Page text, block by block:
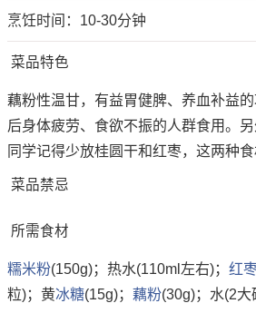
烹饪时间：10-30分钟
菜品特色
藕粉性温甘，有益胃健脾、养血补益
后身体疲劳、食欲不振的人群食用。
同学记得少放桂圆干和红枣，这两种食
菜品禁忌
所需食材
糯米粉(150g)；热水(110ml左右)； 红
粒)；黄冰糖(15g)； 藕粉(30g)；水(2大